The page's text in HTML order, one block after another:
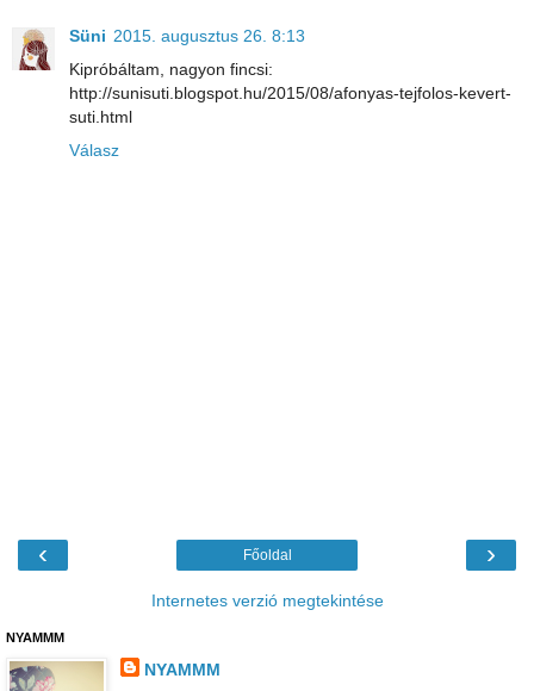
Süni 2015. augusztus 26. 8:13
Kipróbáltam, nagyon fincsi:
http://sunisuti.blogspot.hu/2015/08/afonyas-tejfolos-kevert-
suti.html
Válasz
‹ ›
Főoldal
Internetes verzió megtekintése
NYAMMM
NYAMMM